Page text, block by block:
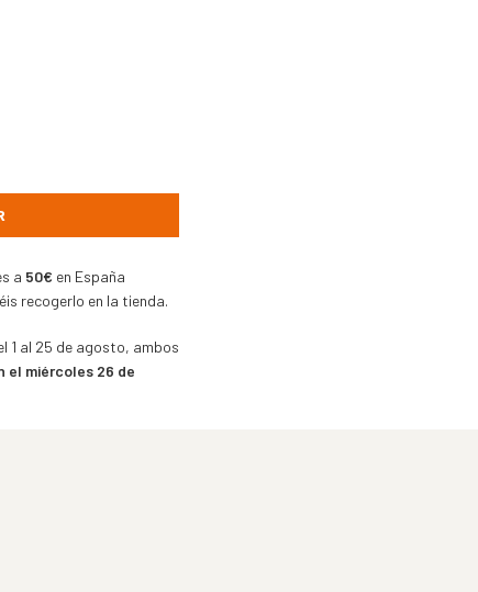
a 50€ en España
recogerlo en la tienda.
1 al 25 de agosto, ambos
el miércoles 26 de